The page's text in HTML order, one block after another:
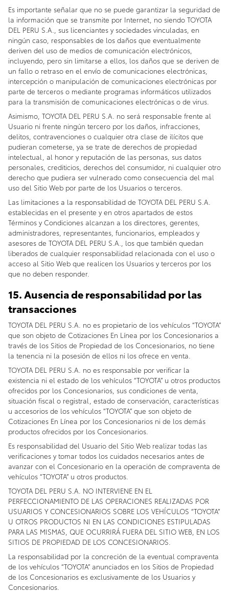
Es importante señalar que no se puede garantizar la seguridad de
la información que se transmite por Internet, no siendo TOYOTA
DEL PERU S.A., sus licenciantes y sociedades vinculadas, en
ningún caso, responsables de los daños que eventualmente
deriven del uso de medios de comunicación electrónicos,
incluyendo, pero sin limitarse a ellos, los daños que se deriven de
un fallo o retraso en el envío de comunicaciones electrónicas,
intercepción o manipulación de comunicaciones electrónicas por
parte de terceros o mediante programas informáticos utilizados
para la transmisión de comunicaciones electrónicas o de virus.
Asimismo, TOYOTA DEL PERU S.A. no será responsable frente al
Usuario ni frente ningún tercero por los daños, infracciones,
delitos, contravenciones o cualquier otra clase de ilícitos que
pudieran cometerse, ya se trate de derechos de propiedad
intelectual, al honor y reputación de las personas, sus datos
personales, crediticios, derechos del consumidor, ni cualquier otro
derecho que pudiera ser vulnerado como consecuencia del mal
uso del Sitio Web por parte de los Usuarios o terceros.
Las limitaciones a la responsabilidad de TOYOTA DEL PERU S.A.
establecidas en el presente y en otros apartados de estos
Términos y Condiciones alcanzan a los directores, gerentes,
administradores, representantes, funcionarios, empleados y
asesores de TOYOTA DEL PERU S.A., los que también quedan
liberados de cualquier responsabilidad relacionada con el uso o
acceso al Sitio Web que realicen los Usuarios y terceros por los
que no deben responder.
15. Ausencia de responsabilidad por las
transacciones
TOYOTA DEL PERU S.A. no es propietario de los vehículos “TOYOTA”
que son objeto de Cotizaciones En Línea por los Concesionarios a
través de los Sitios de Propiedad de los Concesionarios, no tiene
la tenencia ni la posesión de ellos ni los ofrece en venta.
TOYOTA DEL PERU S.A. no es responsable por verificar la
existencia ni el estado de los vehículos “TOYOTA” u otros productos
ofrecidos por los Concesionarios, sus condiciones de venta,
situación fiscal o registral, estado de conservación, características
u accesorios de los vehículos “TOYOTA” que son objeto de
Cotizaciones En Línea por los Concesionarios ni de los demás
productos ofrecidos por los Concesionarios.
Es responsabilidad del Usuario del Sitio Web realizar todas las
verificaciones y tomar todos los cuidados necesarios antes de
avanzar con el Concesionario en la operación de compraventa de
vehículos “TOYOTA” u otros productos.
TOYOTA DEL PERU S.A. NO INTERVIENE EN EL
PERFECCIONAMIENTO DE LAS OPERACIONES REALIZADAS POR
USUARIOS Y CONCESIONARIOS SOBRE LOS VEHÍCULOS “TOYOTA”
U OTROS PRODUCTOS NI EN LAS CONDICIONES ESTIPULADAS
PARA LAS MISMAS, QUE OCURRIRÁ FUERA DEL SITIO WEB, EN LOS
SITIOS DE PROPIEDAD DE LOS CONCESIONARIOS.
La responsabilidad por la concreción de la eventual compraventa
de los vehículos “TOYOTA” anunciados en los Sitios de Propiedad
de los Concesionarios es exclusivamente de los Usuarios y
Concesionarios.